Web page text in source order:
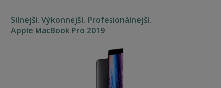
Silnejší. Výkonnejší. Profesionálnejší.
Apple MacBook Pro 2019